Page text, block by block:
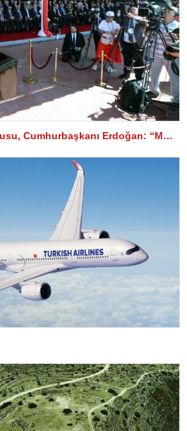
KKTC’de 50’nci yıl coşkusu, Cumhurbaşkanı Erdoğan: “Müzakereye ve çözüme hazırız”